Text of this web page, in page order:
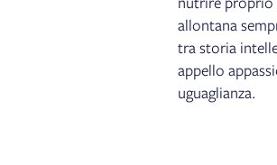
allontana
tra storia
appello
uguaglianza.